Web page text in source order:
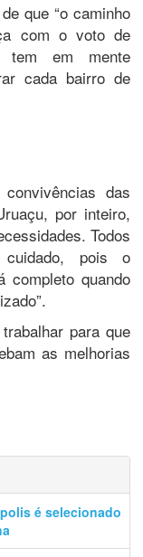
que “o caminho
com o voto de
tem em mente
cada bairro de
das
por inteiro,
Todos
pois o
completo quando
para que
as melhorias
é selecionado